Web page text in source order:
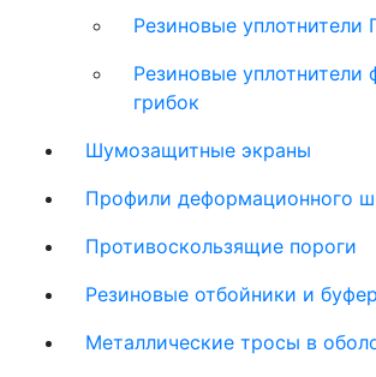
Резиновые уплотнители
Резиновые уплотнители
грибок
Шумозащитные экраны
Профили деформационного
Противоскользящие пороги
Резиновые отбойники и
Металлические тросы в